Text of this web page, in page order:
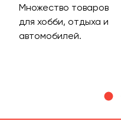
Множество товаров
для хобби, отдыха и
автомобилей.